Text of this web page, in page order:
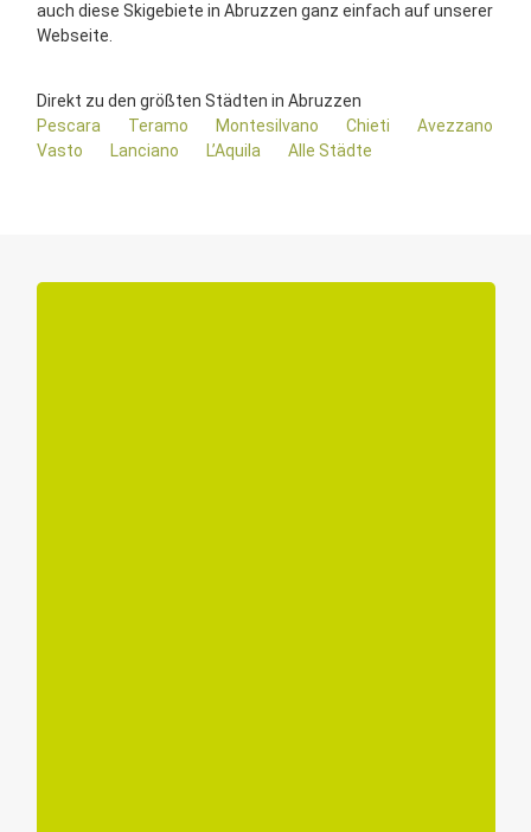
auch diese Skigebiete in Abruzzen ganz einfach auf unserer
Webseite.
Direkt zu den größten Städten in Abruzzen
Pescara
Teramo Montesilvano Chieti
Avezzano
Vasto
Lanciano L’Aquila Alle Städte